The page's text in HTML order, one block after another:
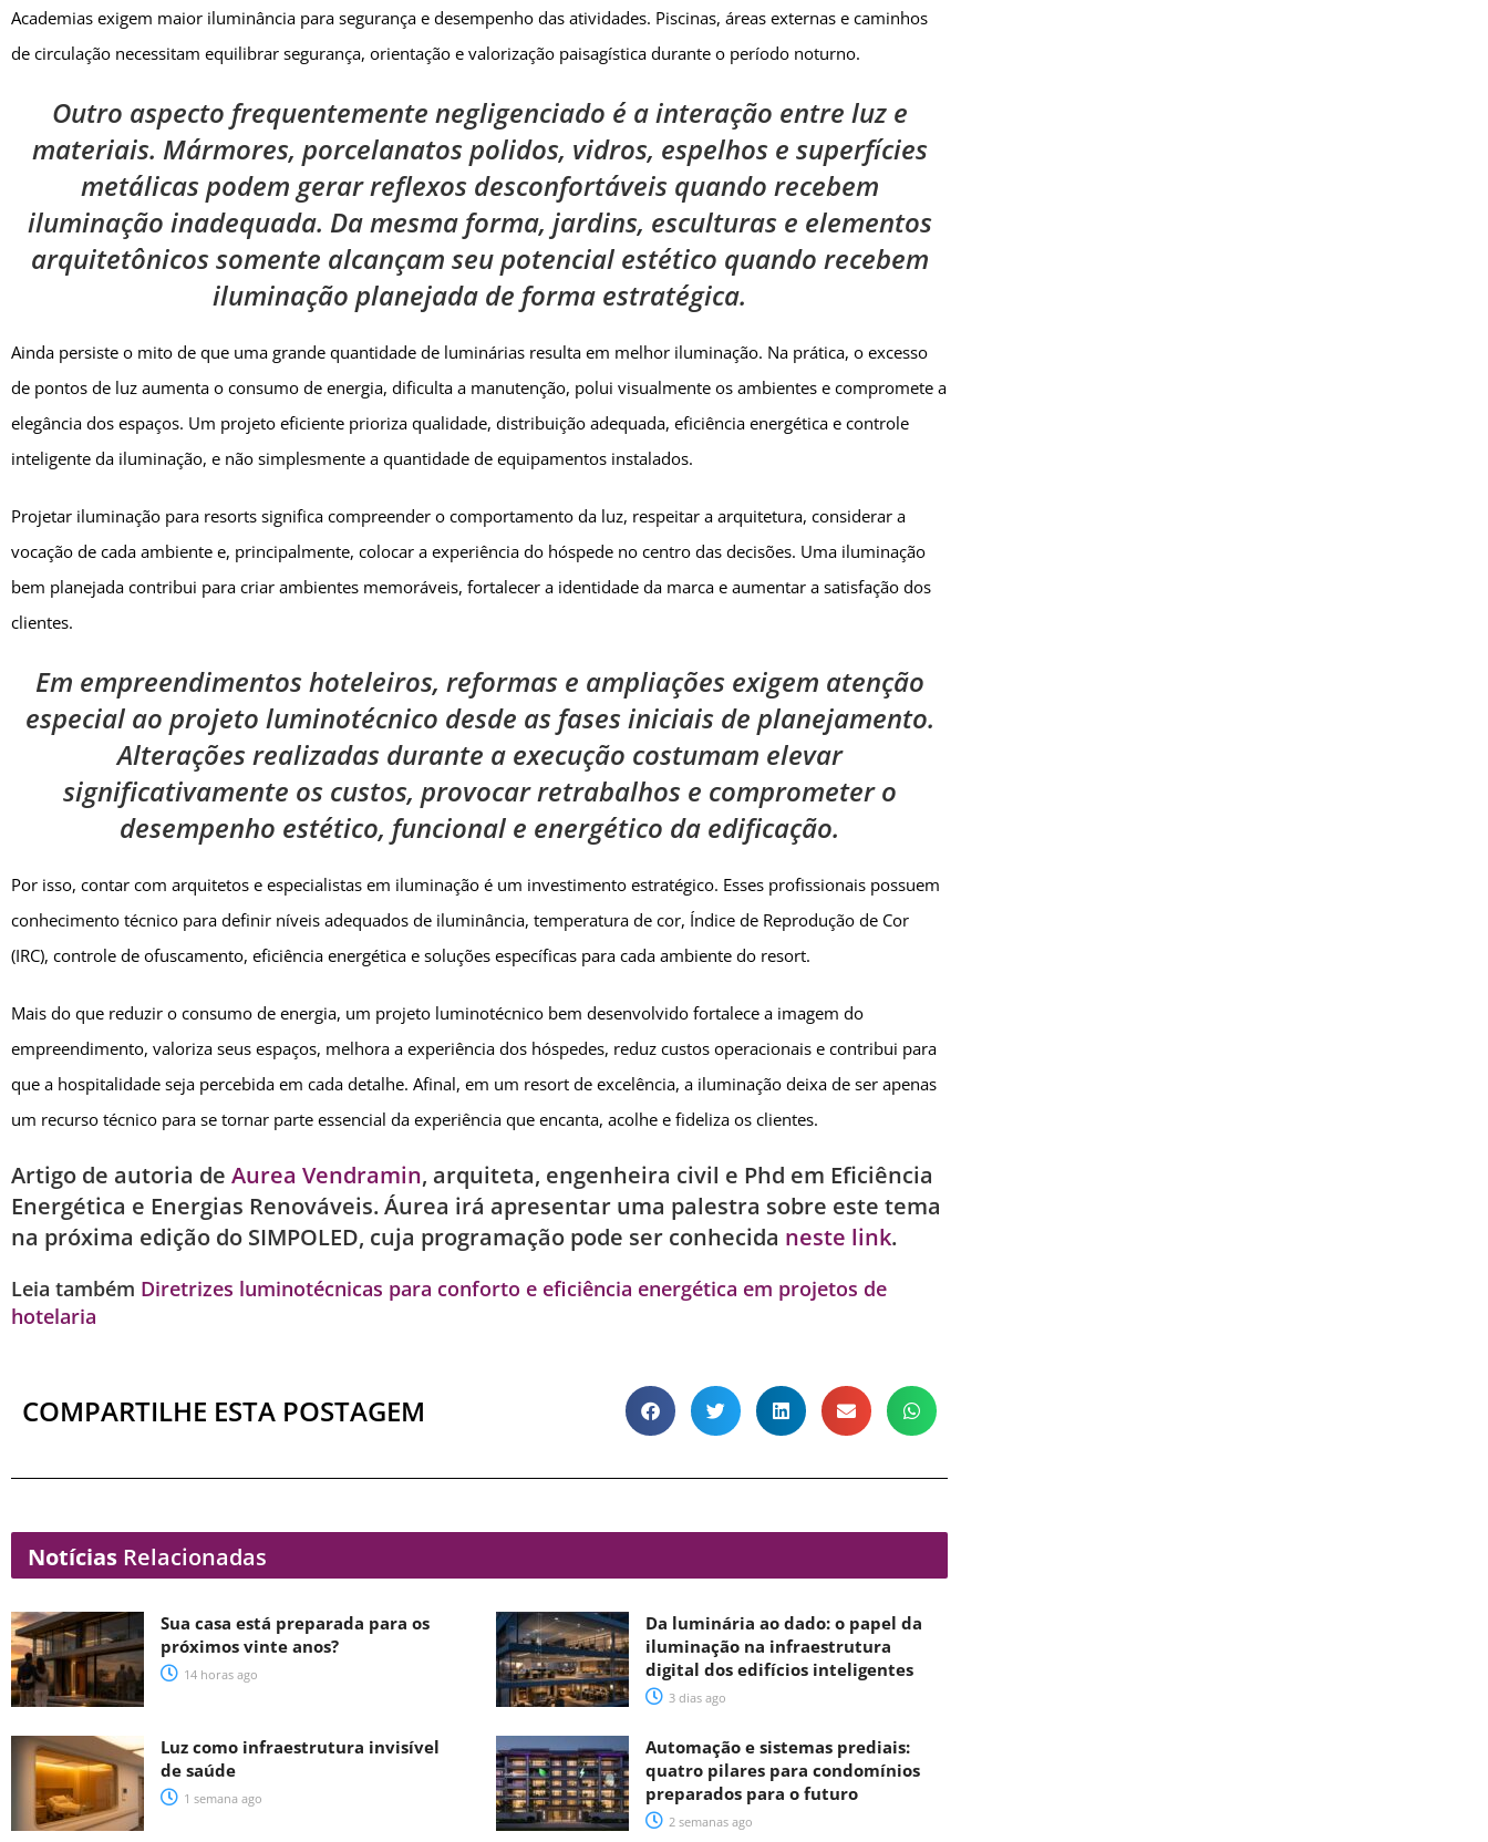
Academias exigem maior iluminância para segurança e desempenho das atividades. Piscinas, áreas externas e caminhos
de circulação necessitam equilibrar segurança, orientação e valorização paisagística durante o período noturno.
Outro aspecto frequentemente negligenciado é a interação entre luz e
materiais. Mármores, porcelanatos polidos, vidros, espelhos e superfícies
metálicas podem gerar reflexos desconfortáveis quando recebem
iluminação inadequada. Da mesma forma, jardins, esculturas e elementos
arquitetônicos somente alcançam seu potencial estético quando recebem
iluminação planejada de forma estratégica.
Ainda persiste o mito de que uma grande quantidade de luminárias resulta em melhor iluminação. Na prática, o excesso
de pontos de luz aumenta o consumo de energia, dificulta a manutenção, polui visualmente os ambientes e compromete a
elegância dos espaços. Um projeto eficiente prioriza qualidade, distribuição adequada, eficiência energética e controle
inteligente da iluminação, e não simplesmente a quantidade de equipamentos instalados.
Projetar iluminação para resorts significa compreender o comportamento da luz, respeitar a arquitetura, considerar a
vocação de cada ambiente e, principalmente, colocar a experiência do hóspede no centro das decisões. Uma iluminação
bem planejada contribui para criar ambientes memoráveis, fortalecer a identidade da marca e aumentar a satisfação dos
clientes.
Em empreendimentos hoteleiros, reformas e ampliações exigem atenção
especial ao projeto luminotécnico desde as fases iniciais de planejamento.
Alterações realizadas durante a execução costumam elevar
significativamente os custos, provocar retrabalhos e comprometer o
desempenho estético, funcional e energético da edificação.
Por isso, contar com arquitetos e especialistas em iluminação é um investimento estratégico. Esses profissionais possuem
conhecimento técnico para definir níveis adequados de iluminância, temperatura de cor, Índice de Reprodução de Cor
(IRC), controle de ofuscamento, eficiência energética e soluções específicas para cada ambiente do resort.
Mais do que reduzir o consumo de energia, um projeto luminotécnico bem desenvolvido fortalece a imagem do
empreendimento, valoriza seus espaços, melhora a experiência dos hóspedes, reduz custos operacionais e contribui para
que a hospitalidade seja percebida em cada detalhe. Afinal, em um resort de excelência, a iluminação deixa de ser apenas
um recurso técnico para se tornar parte essencial da experiência que encanta, acolhe e fideliza os clientes.
Artigo de autoria de Aurea Vendramin, arquiteta, engenheira civil e Phd em Eficiência
Energética e Energias Renováveis. Áurea irá apresentar uma palestra sobre este tema
na próxima edição do SIMPOLED, cuja programação pode ser conhecida neste link.
Leia também Diretrizes luminotécnicas para conforto e eficiência energética em projetos de
hotelaria
COMPARTILHE ESTA POSTAGEM
Notícias Relacionadas
Sua casa está preparada para os
próximos vinte anos?
14 horas ago
Da luminária ao dado: o papel da
iluminação na infraestrutura
digital dos edifícios inteligentes
3 dias ago
Luz como infraestrutura invisível
de saúde
1 semana ago
Automação e sistemas prediais:
quatro pilares para condomínios
preparados para o futuro
2 semanas ago